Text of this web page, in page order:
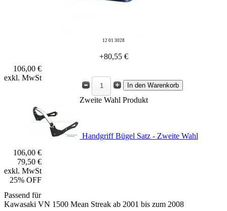
12 01 3028
+80,55 €
106,00 €
exkl. MwSt
Zweite Wahl Produkt
Handgriff Bügel Satz - Zweite Wahl
106,00 €
79,50 €
exkl. MwSt
25% OFF
Passend für
Kawasaki VN 1500 Mean Streak ab 2001 bis zum 2008